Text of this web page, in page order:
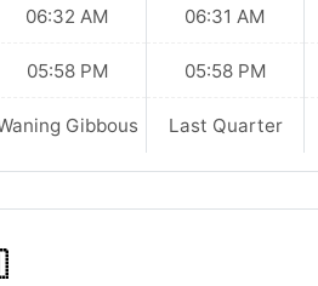
06:32 AM
05:58 PM
Gibbous
06:31 AM
05:58 PM
Last Quarter